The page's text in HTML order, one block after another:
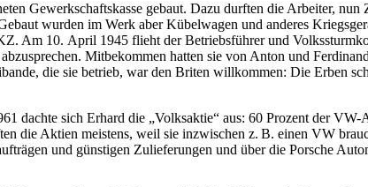
Gewerkschaftskasse gebaut. Dazu durften die Arbeiter,
wurden im Werk aber Kübelwagen und anderes
Am 10. April 1945 flieht der Betriebsführer und
Mitbekommen hatten sie von Anton und
die sie betrieb, war den Briten willkommen: Die Erben
dachte sich Erhard die „Volksaktie“ aus: 60 Prozent der
die Aktien meistens, weil sie inzwischen z. B. einen VW
und günstigen Zulieferungen und über die Porsche